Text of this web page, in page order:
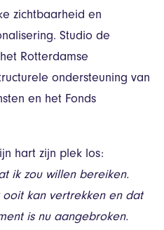
zichtbaarheid en
Studio de
Rotterdamse
ondersteuning van
en het Fonds
hart zijn plek los:
ik zou willen bereiken.
kan vertrekken en dat
is nu aangebroken.